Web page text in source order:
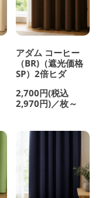
アダム コーヒー
（BR)（遮光価格
SP）2倍ヒダ
2,700円(税込
2,970円)／枚～